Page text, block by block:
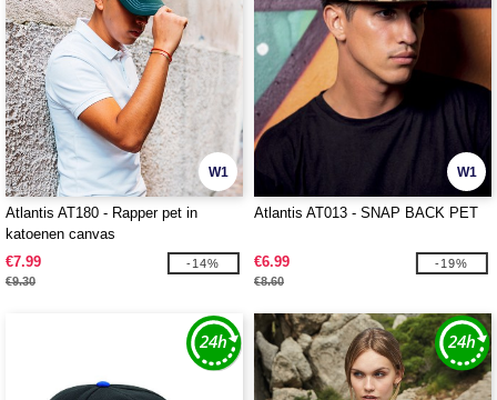
W1
Atlantis AT180 - Rapper pet in
katoenen canvas
€7.99
€9.30
-14%
W1
Atlantis AT013 - SNAP BACK PET
€6.99
€8.60
-19%